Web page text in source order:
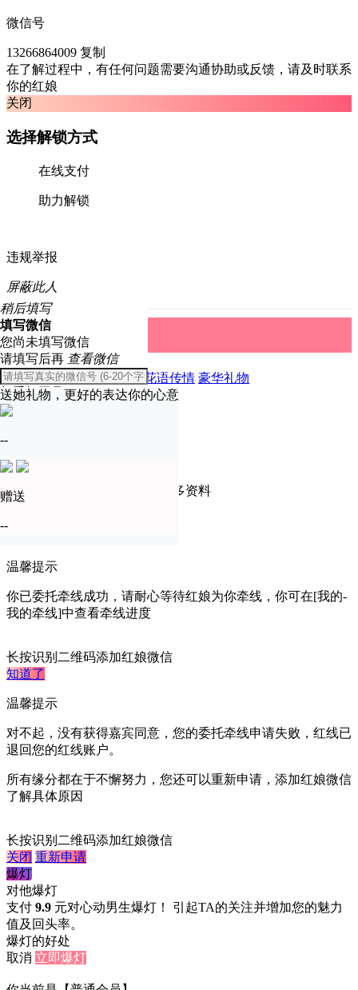
微信号
13266864009 复制
在了解过程中，有任何问题需要沟通协助或反馈，请及时联系
你的红娘
关闭
选择解锁方式
在线支付
助力解锁
违规举报
屏蔽此人
取消
稍后填写
填写微信
您尚未填写微信
请填写后再 查看微信
与手机同号
礼物中心
全部 精美礼物 爱恋表白 花语传情 豪华礼物
送她礼物，更好的表达你的心意
--
赠送
--
温馨提示
只有实名认证会员才可查看更多资料
温馨提示
你已委托牵线成功，请耐心等待红娘为你牵线，你可在[我的-
我的牵线]中查看牵线进度
长按识别二维码添加红娘微信
知道了
温馨提示
对不起，没有获得嘉宾同意，您的委托牵线申请失败，红线已
退回您的红线账户。
所有缘分都在于不懈努力，您还可以重新申请，添加红娘微信
了解具体原因
长按识别二维码添加红娘微信
关闭 重新申请
爆灯
对他爆灯
支付 9.9 元对心动男生爆灯！ 引起TA的关注并增加您的魅力
值及回头率。
爆灯的好处
取消 立即爆灯